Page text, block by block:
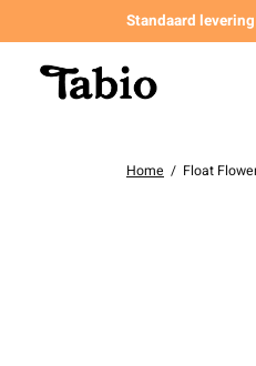
Standaard
Home / Float